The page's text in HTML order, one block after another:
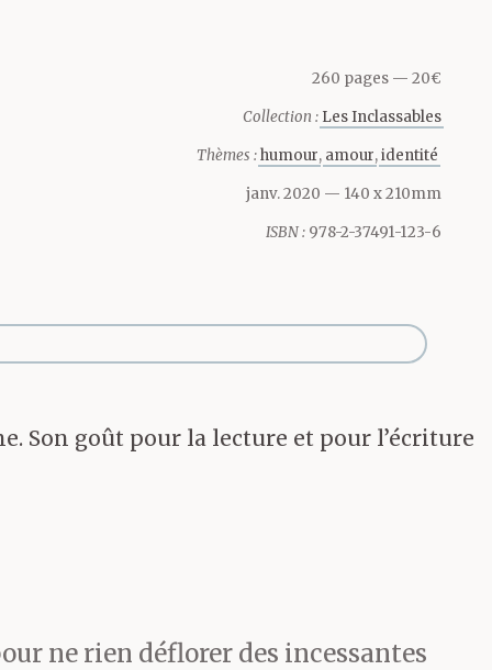
personne
fixe. Pour
il
260 pages 20€
Collection : Les Inclassables
Thèmes :humour amour identité
janv. 2020 — 140 x 210mm
ISBN : 978-2-37491-123-6
Son goût pour la lecture et pour l’écriture
ne rien déflorer des incessantes